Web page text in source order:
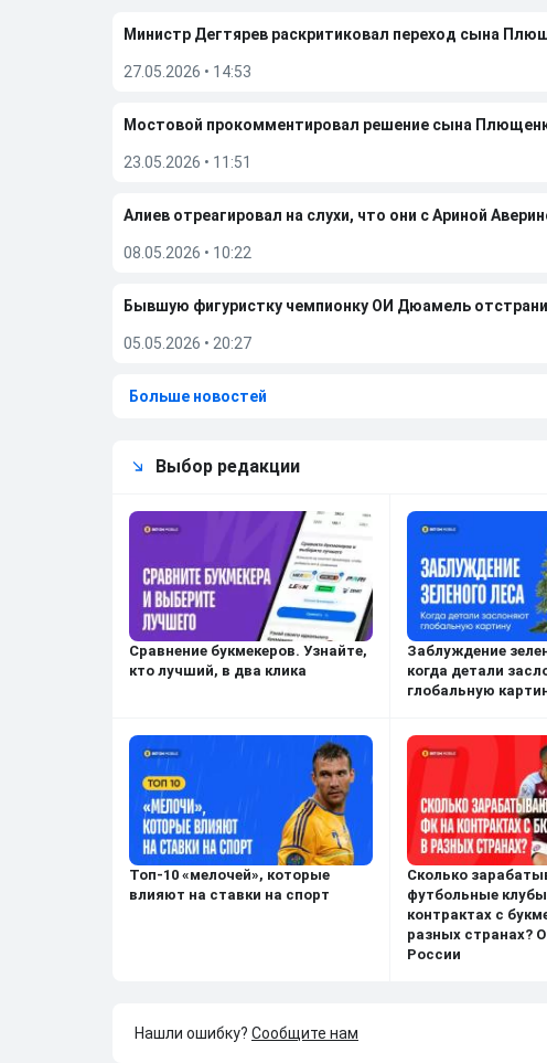
Министр Дегтярев раскритиковал переход сына
27.05.2026 • 14:53
Мостовой прокомментировал решение сына
23.05.2026 • 11:51
Алиев отреагировал на слухи, что они с Ариной
08.05.2026 • 10:22
Бывшую фигуристку чемпионку ОИ Дюамель
05.05.2026 • 20:27
Больше новостей
Выбор редакции
Сравнение букмекеров. Узнайте,
кто лучший, в два клика
Заблуждение
когда детали
глобальную
Топ-10 «мелочей», которые
влияют на ставки на спорт
Сколько
футбольные
контрактах с
разных странах?
России
Нашли ошибку? Сообщите нам